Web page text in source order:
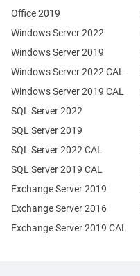
Office 2019
Windows Server 2022
Windows Server 2019
Exchange Server 2019
Exchange Server 2016
SQL Server 2022
SQL Server 2019
Windows Server 2022 CAL
Windows Server 2019 CAL
SQL Server 2022 CAL
SQL Server 2019 CAL
Exchange Server 2019 CAL